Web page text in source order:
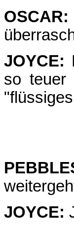
OSCAR:
JOYCE:
so teuer
JOYCE: